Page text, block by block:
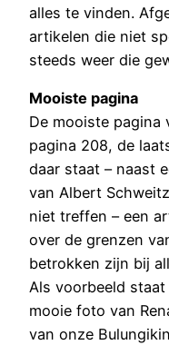
alles te vinden.
artikelen die niet
steeds weer die
Mooiste pagina
De mooiste pagina
pagina 208, de
daar staat – naast
van Albert
niet treffen – een
over de grenzen
betrokken zijn bij
Als voorbeeld
mooie foto van
van onze